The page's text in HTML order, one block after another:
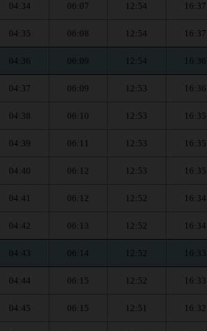
04:34 06:07 12:54 16:37
04:35 06:08 12:54 16:37
04:36 06:09 12:54 16:36
04:37 06:09 12:53 16:36
04:38 06:10 12:53 16:35
04:39 06:11 12:53 16:35
04:40 06:12 12:53 16:35
04:41 06:12 12:52 16:34
04:42 06:13 12:52 16:34
04:43 06:14 12:52 16:33
04:44 06:15 12:52 16:33
04:45 06:15 12:51 16:32